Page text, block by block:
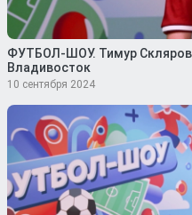
ФУТБОЛ-ШОУ. Тимур
Владивосток
10 сентября 2024